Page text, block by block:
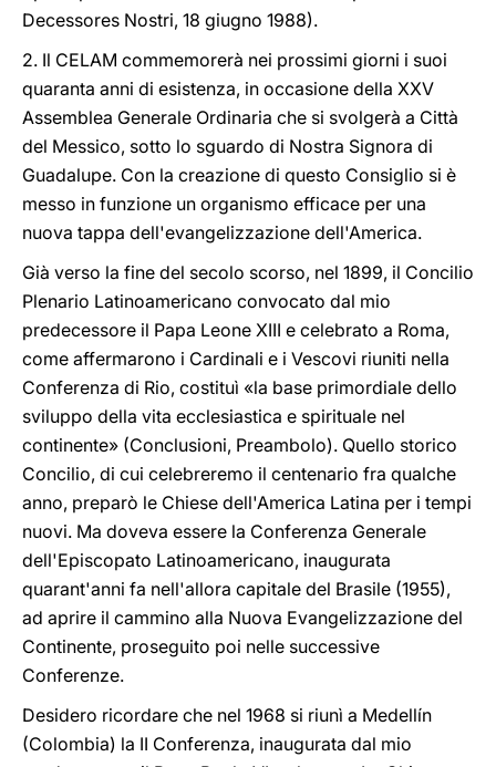
Decessores Nostri, 18 giugno 1988).
2. Il CELAM commemorerà nei prossimi giorni i suoi
quaranta anni di esistenza, in occasione della XXV
Assemblea Generale Ordinaria che si svolgerà a Città
del Messico, sotto lo sguardo di Nostra Signora di
Guadalupe. Con la creazione di questo Consiglio si è
messo in funzione un organismo efficace per una
nuova tappa dell'evangelizzazione dell'America.
Già verso la fine del secolo scorso, nel 1899, il Concilio
Plenario Latinoamericano convocato dal mio
predecessore il Papa Leone XIII e celebrato a Roma,
come affermarono i Cardinali e i Vescovi riuniti nella
Conferenza di Rio, costituì «la base primordiale dello
sviluppo della vita ecclesiastica e spirituale nel
continente» (Conclusioni, Preambolo). Quello storico
Concilio, di cui celebreremo il centenario fra qualche
anno, preparò le Chiese dell'America Latina per i tempi
nuovi. Ma doveva essere la Conferenza Generale
dell'Episcopato Latinoamericano, inaugurata
quarant'anni fa nell'allora capitale del Brasile (1955),
ad aprire il cammino alla Nuova Evangelizzazione del
Continente, proseguito poi nelle successive
Conferenze.
Desidero ricordare che nel 1968 si riunì a Medellín
(Colombia) la II Conferenza, inaugurata dal mio